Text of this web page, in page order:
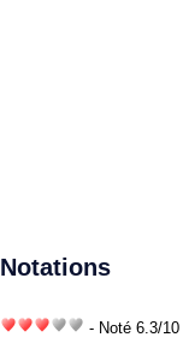
Notations
- Noté 6.3/10